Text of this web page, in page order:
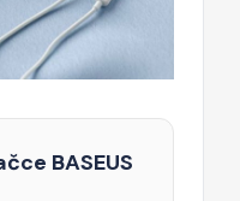
BASEUS